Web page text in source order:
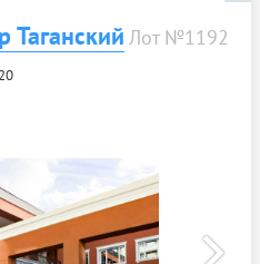
Таганский Лот №1192